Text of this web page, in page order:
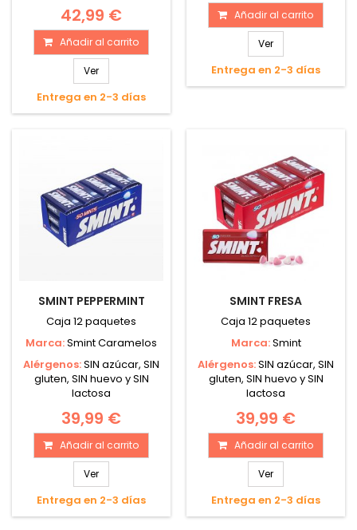
42,99 €
Añadir al carrito
Ver
Entrega en 2-3 días
Añadir al carrito
Ver
Entrega en 2-3 días
SMINT PEPPERMINT
Caja 12 paquetes
Marca:Smint Caramelos
Alérgenos:SIN azúcar, SIN
gluten, SIN huevo y SIN
lactosa
39,99 €
Añadir al carrito
Ver
Entrega en 2-3 días
SMINT FRESA
Caja 12 paquetes
Marca:Smint
Alérgenos:SIN azúcar, SIN
gluten, SIN huevo y SIN
lactosa
39,99 €
Añadir al carrito
Ver
Entrega en 2-3 días